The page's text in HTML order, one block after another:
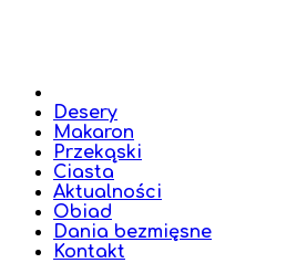
Desery
Makaron
Przekąski
Ciasta
Aktualności
Obiad
Dania bezmięsne
Kontakt